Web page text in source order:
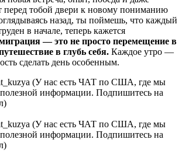
перед тобой двери к новому пониманию
назад, ты поймешь, что каждый
в начале, теперь кажется
— это не просто перемещение в
в глубь себя. Каждое утро —
сделать день особенным.
(У нас есть ЧАТ по США, где мы
информации. Подпишитесь на
(У нас есть ЧАТ по США, где мы
информации. Подпишитесь на